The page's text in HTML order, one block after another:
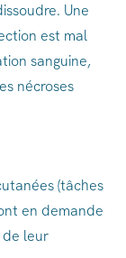
Une
est mal
sanguine,
nécroses
(tâches
en demande
de leur